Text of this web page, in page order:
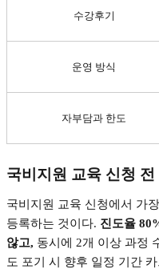
수강후기
운영 방식
자부담과 한도
국비지원 교육 신청
국비지원 교육 신청에서 가
등록하는 것이다. 진도율
않고, 동시에 2개 이상 과정
도 포기 시 향후 일정 기간